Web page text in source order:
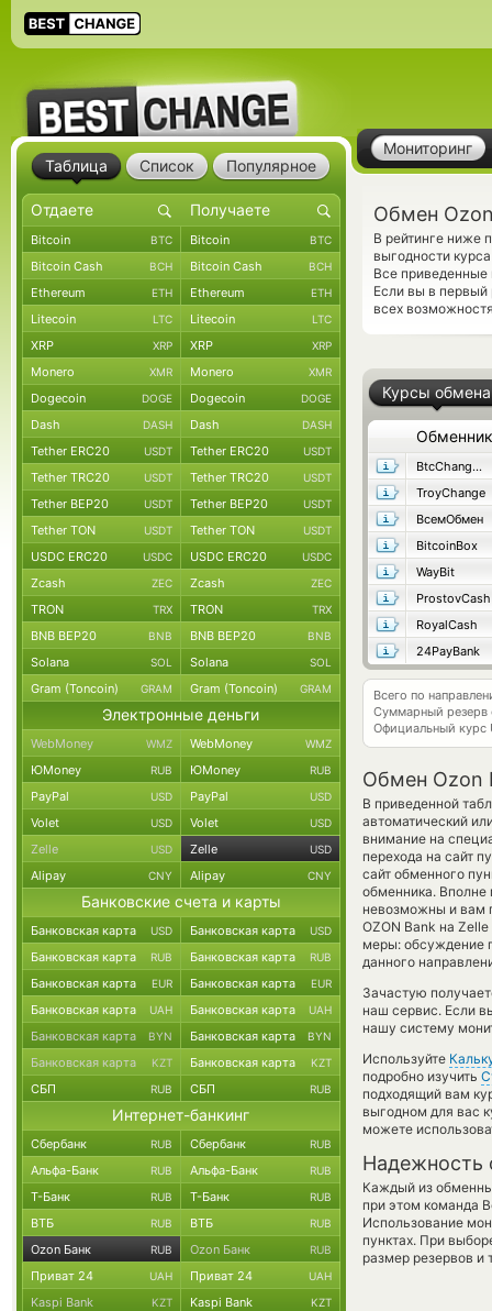
Мониторинг
Обмен
В рейтинге ниже
выгодности
Все
Если вы в первый
всех
Курсы обмена
Обменник
BtcChange24
TroyChange
ВсемОбмен
BitcoinBox
WayBit
ProstovCash
RoyalCash
24PayBank
Всего по
Суммарный резерв
Официальный курс
Обмен Ozon
В приведенной
автоматический
внимание на
перехода на сайт
сайт обменного
обменника.
невозможны и вам
OZON Bank на
меры: обсуждение
данного
Зачастую
наш сервис. Если
нашу систему
Используйте
подробно изучить
подходящий вам
выгодном для вас
можете
Надежность
Каждый из
при этом команда
Использование
пунктах. При
размер резервов и
Таблица Список Популярное
Bitcoin BTC Bitcoin BTC
Bitcoin Cash BCH Bitcoin Cash BCH
Ethereum ETH Ethereum ETH
Litecoin LTC Litecoin LTC
XRP XRP XRP XRP
Monero XMR Monero XMR
Dogecoin DOGE Dogecoin DOGE
Dash DASH Dash DASH
Tether ERC20 USDT Tether ERC20 USDT
Tether TRC20 USDT Tether TRC20 USDT
Tether BEP20 USDT Tether BEP20 USDT
Tether TON USDT Tether TON USDT
USDC ERC20 USDC USDC ERC20 USDC
Zcash ZEC Zcash ZEC
TRON TRX TRON TRX
BNB BEP20 BNB BNB BEP20 BNB
Solana SOL Solana SOL
Gram (Toncoin) GRAM Gram (Toncoin) GRAM
Электронные деньги
WebMoney WMZ WebMoney WMZ
ЮMoney RUB ЮMoney RUB
PayPal USD PayPal USD
Volet USD Volet USD
Zelle USD Zelle USD
Alipay CNY Alipay CNY
Банковские счета и карты
Банковская карта USD Банковская карта USD
Банковская карта RUB Банковская карта RUB
Банковская карта EUR Банковская карта EUR
Банковская карта UAH Банковская карта UAH
Банковская карта BYN Банковская карта BYN
Банковская карта KZT Банковская карта KZT
СБП RUB СБП RUB
Интернет-банкинг
Сбербанк RUB Сбербанк RUB
Альфа-Банк RUB Альфа-Банк RUB
Т-Банк RUB Т-Банк RUB
ВТБ RUB ВТБ RUB
Ozon Банк RUB Ozon Банк RUB
Приват 24 UAH Приват 24 UAH
Kaspi Bank KZT Kaspi Bank KZT